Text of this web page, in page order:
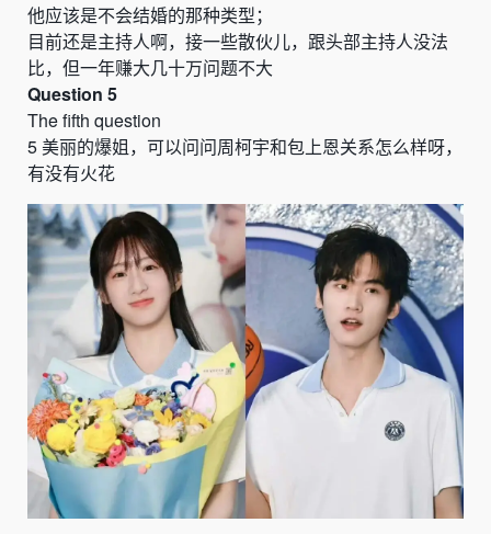
他应该是不会结婚的那种类型；
目前还是主持人啊， 接一些散伙儿，跟头部主持人没法
比，但一年赚大几十万问题不大
Question 5
The fifth question
5美丽的爆姐，可以问问周柯宇和包上恩关系怎么样呀，
有没有火花